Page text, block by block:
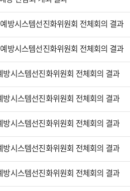
방시스템선진화위원회 전체회의 결과
방시스템선진화위원회 전체회의 결과
방시스템선진화위원회 전체회의 결과
방시스템선진화위원회 전체회의 결과
방시스템선진화위원회 전체회의 결과
방시스템선진화위원회 전체회의 결과
방시스템선진화위원회 전체회의 결과